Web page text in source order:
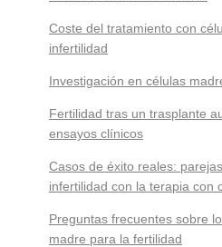
Coste del tratamiento con
infertilidad
Investigación en células
Fertilidad tras un trasplante
ensayos clínicos
Casos de éxito reales:
infertilidad con la terapia con
Preguntas frecuentes sobre
madre para la fertilidad